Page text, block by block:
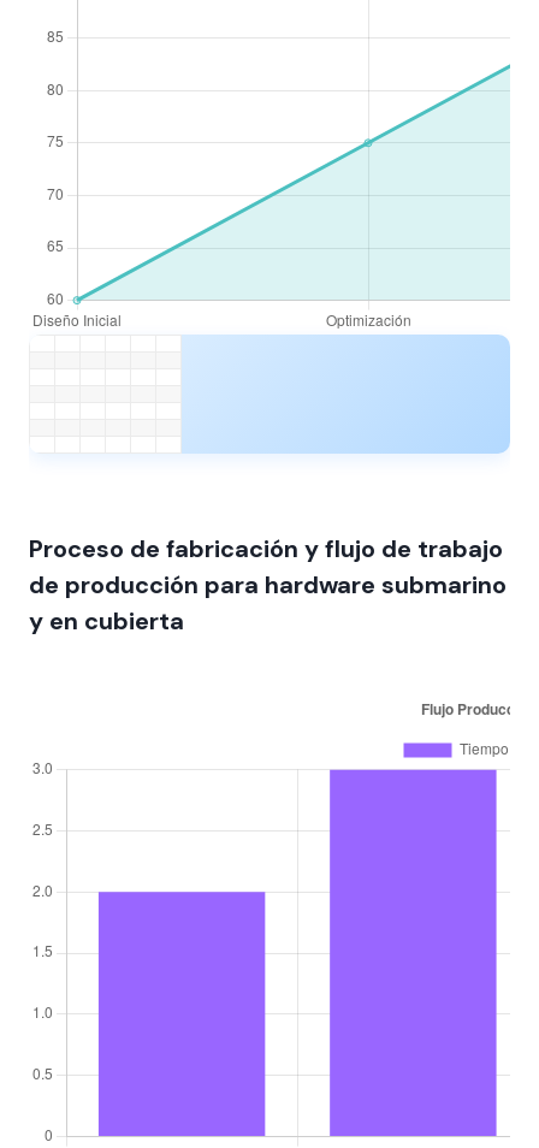
Proceso de fabricación y flujo de trabajo
de producción para hardware submarino
y en cubierta